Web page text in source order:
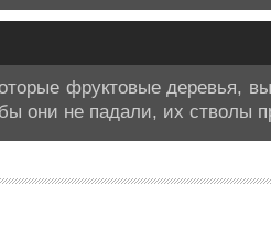
фруктовые деревья,
они не падали, их стволы